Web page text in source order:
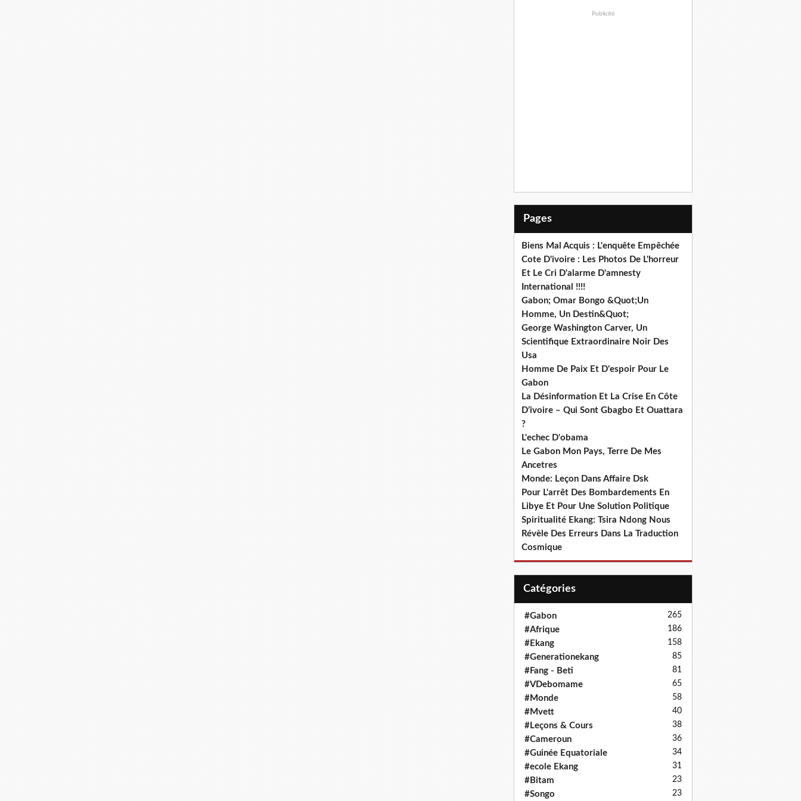
Publicité
Pages
Biens Mal Acquis : L'enquête Empêchée
Cote D'ivoire : Les Photos De L'horreur
Et Le Cri D'alarme D'amnesty
International !!!!
Gabon; Omar Bongo &Quot;Un
Homme, Un Destin&Quot;
George Washington Carver, Un
Scientifique Extraordinaire Noir Des
Usa
Homme De Paix Et D'espoir Pour Le
Gabon
La Désinformation Et La Crise En Côte
D’ivoire – Qui Sont Gbagbo Et Ouattara
?
L'echec D'obama
Le Gabon Mon Pays, Terre De Mes
Ancetres
Monde: Leçon Dans Affaire Dsk
Pour L'arrêt Des Bombardements En
Libye Et Pour Une Solution Politique
Spiritualité Ekang: Tsira Ndong Nous
Révèle Des Erreurs Dans La Traduction
Cosmique
Catégories
#Gabon 265
#Afrique 186
#Ekang 158
#Generationekang 85
#Fang - Beti 81
#VDebomame 65
#Monde 58
#Mvett 40
#Leçons & Cours 38
#Cameroun 36
#Guinée Equatoriale 34
#ecole Ekang 31
#Bitam 23
#Songo 23